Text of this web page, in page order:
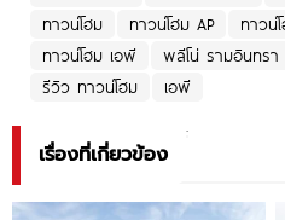
ทาวน์โฮม
ทาวน์โฮม AP
ทาวน์
ทาวน์โฮม เอพี
พลีโน่ รามอินทรา
รีวิว ทาวน์โฮม
เอพี
เรื่องที่เกี่ยวข้อง